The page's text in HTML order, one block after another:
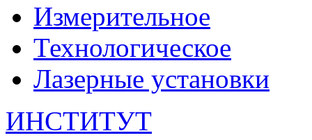
Измерительное
Технологическое
Лазерные установки
ИНСТИТУТ